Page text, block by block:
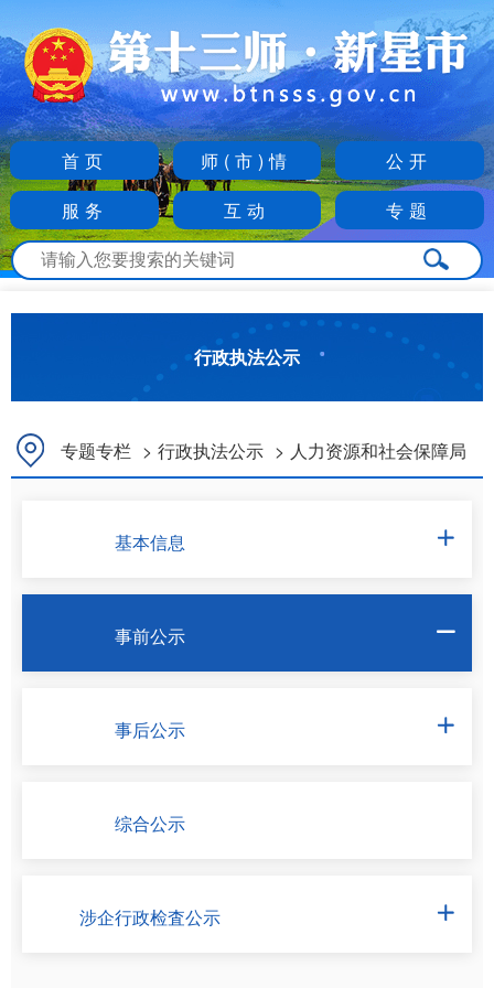
首页 师(市)情
公开
服务
互动 专题
行政执法公示
专题专栏 > 行政执法公示 > 人力资源和社会保障局
基本信息 
事前公示 
事后公示 
综合公示
涉企行政检査公示 